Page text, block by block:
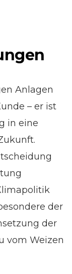
Anlagen
– er ist
in eine
der
der
vom Weizen